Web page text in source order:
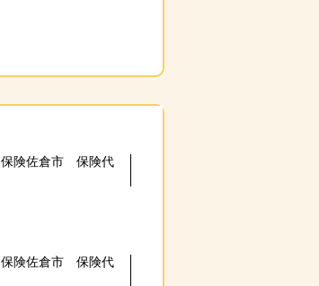
険佐倉市 保険代
険佐倉市 保険代